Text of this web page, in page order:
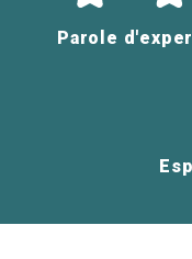
Parole